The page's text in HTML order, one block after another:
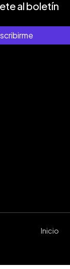
al boletín
Inicio